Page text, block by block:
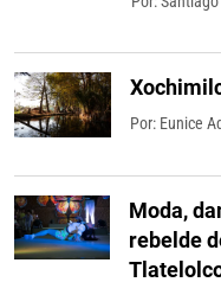
Por: Eunice
Moda,
rebelde